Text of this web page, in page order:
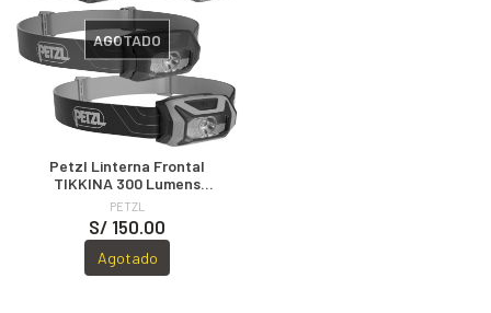
AGOTADO
Petzl Linterna Frontal
TIKKINA 300 Lumens
Híbrida
PETZL
S/ 150.00
Agotado